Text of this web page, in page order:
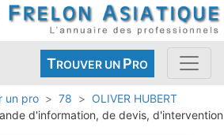
TROUVER UN PRO
un pro 78
OLIVER HUBERT
d'information, de devis, d'intervention